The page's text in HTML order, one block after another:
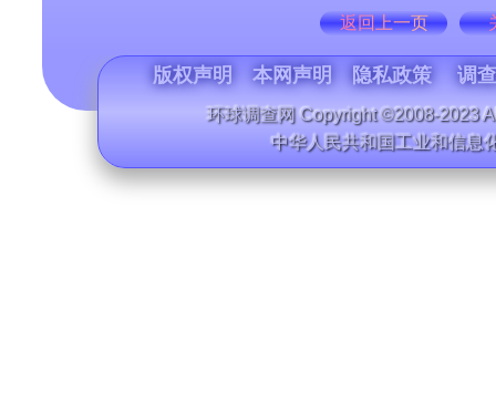
返回上一页
版权声明 本网声明 隐私政策 调
环球调查网 Copyright ©2008-2023
中华人民共和国工业和信